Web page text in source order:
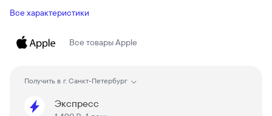
Все характеристики
Все товарыApple
Получить в г. Санкт-Петербург
Экспресс